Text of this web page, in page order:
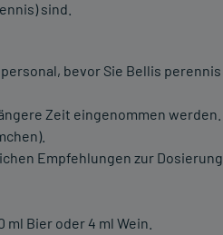
sind.
bevor Sie Bellis perennis
Zeit eingenommen werden.
Empfehlungen zur Dosierung
Bier oder 4 ml Wein.